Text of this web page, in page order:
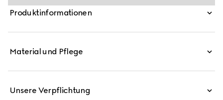
emblematische Signaturen des Hauses neu interpretieren.
Diese ovalen Sonnenbrillen sind mit einem GG Cut-out-
Produktinformationen
Material und Pflege
Unsere Verpflichtung